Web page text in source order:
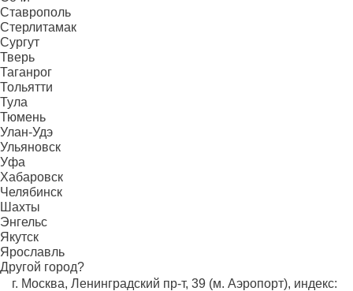
Ставрополь
Стерлитамак
Сургут
Тверь
Таганрог
Тольятти
Тула
Тюмень
Улан-Удэ
Ульяновск
Уфа
Хабаровск
Челябинск
Шахты
Энгельс
Якутск
Ярославль
Другой город?
г. Москва, Ленинградский пр-т, 39 (м. Аэропорт), индекс: